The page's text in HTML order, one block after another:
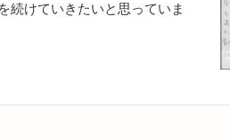
続けていきたいと思っていま